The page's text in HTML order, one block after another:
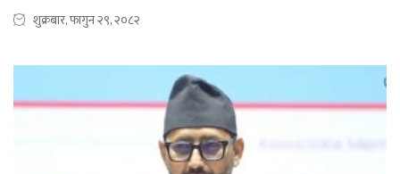
शुक्रबार, फागुन २९, २०८२